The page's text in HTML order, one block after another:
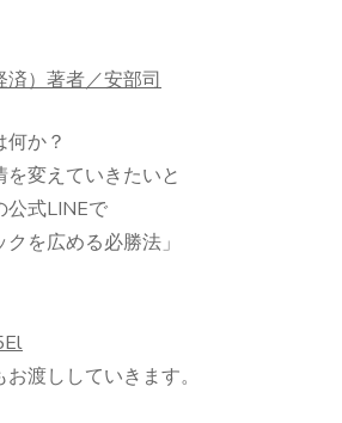
）著者／安部司
何か？
変えていきたいと
公式LINEで
クを広める必勝法」
渡ししていきます。